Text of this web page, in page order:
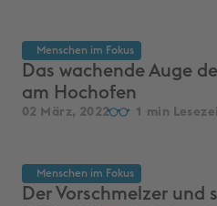
Menschen im Fokus
Das wachende Auge
am Hochofen
02 März, 2022 1
Menschen im Fokus
Der Vorschmelzer und